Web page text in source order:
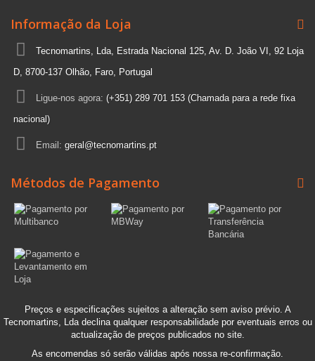
Informação da Loja
Tecnomartins, Lda, Estrada Nacional 125, Av. D. João VI, 92 Loja
D, 8700-137 Olhão, Faro, Portugal
Ligue-nos agora: (+351) 289 701 153 (Chamada para a rede fixa
nacional)
Email: geral@tecnomartins.pt
Métodos de Pagamento
Preços e especificações sujeitos a alteração sem aviso prévio. A
Tecnomartins, Lda declina qualquer responsabilidade por eventuais erros ou
actualização de preços publicados no site.
As encomendas só serão válidas após nossa re-confirmação.